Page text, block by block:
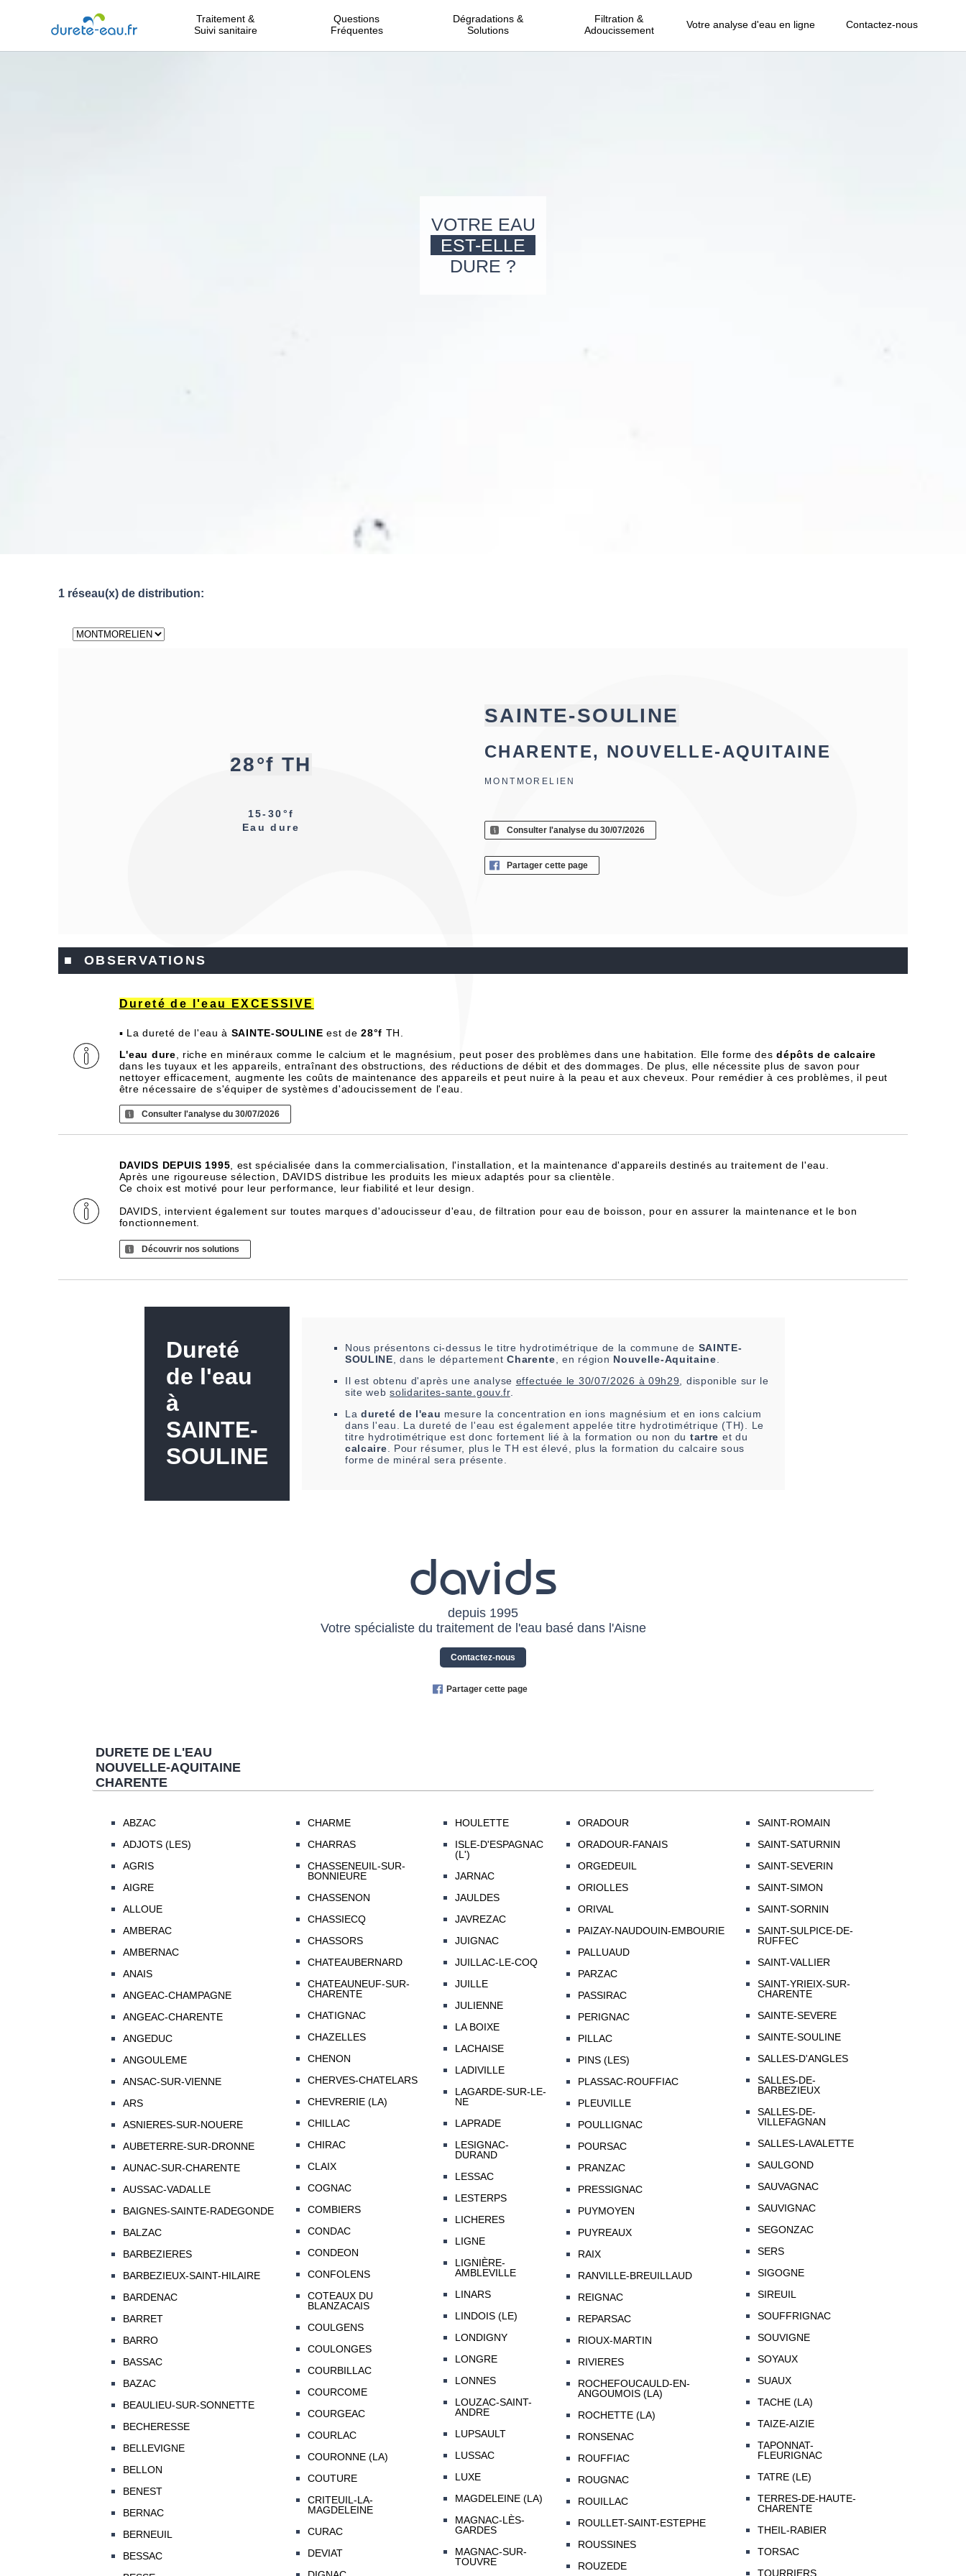
Traitement &
Suivi sanitaire
Questions
Fréquentes
Dégradations &
Solutions
Filtration &
Adoucissement
Votre analyse d'eau en ligne Contactez-nous
VOTRE EAU
EST-ELLE
DURE ?
1 réseau(x) de distribution:
28°f TH
15-30°f
Eau dure
SAINTE-SOULINE
CHARENTE, NOUVELLE-AQUITAINE
MONTMORELIEN
Consulter l'analyse du 30/07/2026
Partager cette page
■ OBSERVATIONS
Dureté de l'eau EXCESSIVE
▪ La dureté de l'eau à SAINTE-SOULINE est de28°f TH.
L'eau dure , riche en minéraux comme le calcium et le magnésium, peut poser des problèmes dans une habitation. Elle forme desdépôts de calcaire
dans les tuyaux et les appareils, entraînant des obstructions, des réductions de débit et des dommages. De plus, elle nécessite plus de savon pour
nettoyer efficacement, augmente les coûts de maintenance des appareils et peut nuire à la peau et aux cheveux. Pour remédier à ces problèmes, il peut
être nécessaire de s'équiper de systèmes d'adoucissement de l'eau.
Consulter l'analyse du 30/07/2026
DAVIDS DEPUIS 1995 , est spécialisée dans la commercialisation, l'installation, et la maintenance d'appareils destinés au traitement de l'eau.
Après une rigoureuse sélection, DAVIDS distribue les produits les mieux adaptés pour sa clientèle.
Ce choix est motivé pour leur performance, leur fiabilité et leur design.
DAVIDS, intervient également sur toutes marques d'adoucisseur d'eau, de filtration pour eau de boisson, pour en assurer la maintenance et le bon
fonctionnement.
Découvrir nos solutions
Dureté
de l'eau
à
SAINTE-
SOULINE
Nous présentons ci-dessus le titre hydrotimétrique de la commune de SAINTE-
SOULINE, dans le départementCharente, en région Nouvelle-Aquitaine.
Il est obtenu d'après une analyse effectuée le 30/07/2026 à 09h29, disponible sur le
site websolidarites-sante.gouv.fr.
La dureté de l'eau mesure la concentration en ions magnésium et en ions calcium
dans l'eau. La dureté de l'eau est également appelée titre hydrotimétrique (TH). Le
titre hydrotimétrique est donc fortement lié à la formation ou non du tartre et du
calcaire. Pour résumer, plus le TH est élevé, plus la formation du calcaire sous
forme de minéral sera présente.
davids
depuis 1995
Votre spécialiste du traitement de l'eau basé dans l'Aisne
Contactez-nous
Partager cette page
DURETE DE L'EAU
NOUVELLE-AQUITAINE
CHARENTE
ABZAC
ADJOTS (LES)
AGRIS
AIGRE
ALLOUE
AMBERAC
AMBERNAC
ANAIS
ANGEAC-CHAMPAGNE
ANGEAC-CHARENTE
ANGEDUC
ANGOULEME
ANSAC-SUR-VIENNE
ARS
ASNIERES-SUR-NOUERE
AUBETERRE-SUR-DRONNE
AUNAC-SUR-CHARENTE
AUSSAC-VADALLE
BAIGNES-SAINTE-RADEGONDE
BALZAC
BARBEZIERES
BARBEZIEUX-SAINT-HILAIRE
BARDENAC
BARRET
BARRO
BASSAC
BAZAC
BEAULIEU-SUR-SONNETTE
BECHERESSE
BELLEVIGNE
BELLON
BENEST
BERNAC
BERNEUIL
BESSAC
CHARME
CHARRAS
CHASSENEUIL-SUR-
BONNIEURE
CHASSENON
CHASSIECQ
CHASSORS
CHATEAUBERNARD
CHATEAUNEUF-SUR-
CHARENTE
CHATIGNAC
CHAZELLES
CHENON
CHERVES-CHATELARS
CHEVRERIE (LA)
CHILLAC
CHIRAC
CLAIX
COGNAC
COMBIERS
CONDAC
CONDEON
CONFOLENS
COTEAUX DU
BLANZACAIS
COULGENS
COULONGES
COURBILLAC
COURCOME
COURGEAC
COURLAC
COURONNE (LA)
COUTURE
CRITEUIL-LA-
MAGDELEINE
CURAC
DEVIAT
HOULETTE
ISLE-D'ESPAGNAC
(L')
JARNAC
JAULDES
JAVREZAC
JUIGNAC
JUILLAC-LE-COQ
JUILLE
JULIENNE
LA BOIXE
LACHAISE
LADIVILLE
LAGARDE-SUR-LE-
NE
LAPRADE
LESIGNAC-
DURAND
LESSAC
LESTERPS
LICHERES
LIGNE
LIGNIÈRE-
AMBLEVILLE
LINARS
LINDOIS (LE)
LONDIGNY
LONGRE
LONNES
LOUZAC-SAINT-
ANDRE
LUPSAULT
LUSSAC
LUXE
MAGDELEINE (LA)
MAGNAC-LÈS-
GARDES
MAGNAC-SUR-
TOUVRE
ORADOUR
ORADOUR-FANAIS
ORGEDEUIL
ORIOLLES
ORIVAL
PAIZAY-NAUDOUIN-EMBOURIE
PALLUAUD
PARZAC
PASSIRAC
PERIGNAC
PILLAC
PINS (LES)
PLASSAC-ROUFFIAC
PLEUVILLE
POULLIGNAC
POURSAC
PRANZAC
PRESSIGNAC
PUYMOYEN
PUYREAUX
RAIX
RANVILLE-BREUILLAUD
REIGNAC
REPARSAC
RIOUX-MARTIN
RIVIERES
ROCHEFOUCAULD-EN-
ANGOUMOIS (LA)
ROCHETTE (LA)
RONSENAC
ROUFFIAC
ROUGNAC
ROUILLAC
ROULLET-SAINT-ESTEPHE
ROUSSINES
ROUZEDE
SAINT-ROMAIN
SAINT-SATURNIN
SAINT-SEVERIN
SAINT-SIMON
SAINT-SORNIN
SAINT-SULPICE-DE-
RUFFEC
SAINT-VALLIER
SAINT-YRIEIX-SUR-
CHARENTE
SAINTE-SEVERE
SAINTE-SOULINE
SALLES-D'ANGLES
SALLES-DE-
BARBEZIEUX
SALLES-DE-
VILLEFAGNAN
SALLES-LAVALETTE
SAULGOND
SAUVAGNAC
SAUVIGNAC
SEGONZAC
SERS
SIGOGNE
SIREUIL
SOUFFRIGNAC
SOUVIGNE
SOYAUX
SUAUX
TACHE (LA)
TAIZE-AIZIE
TAPONNAT-
FLEURIGNAC
TATRE (LE)
TERRES-DE-HAUTE-
CHARENTE
THEIL-RABIER
TORSAC
TOURRIERS